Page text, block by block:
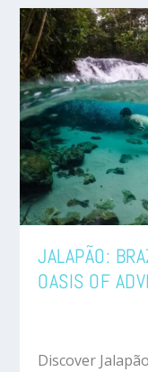
JALAPÃO:
OASIS OF
Discover